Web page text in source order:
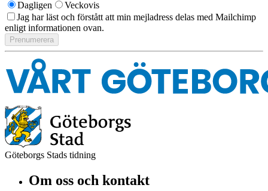
Dagligen
Veckovis
Jag har läst och förstått att min mejladress delas med Mailchimp
enligt informationen ovan.
Göteborgs Stads tidning
Om oss och kontakt